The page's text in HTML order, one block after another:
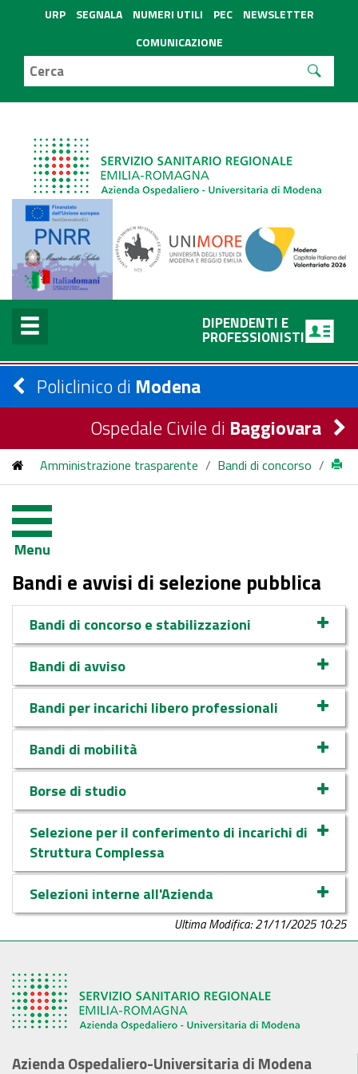
URP SEGNALA NUMERI UTILI PEC
NEWSLETTER
COMUNICAZIONE
DIPENDENTI E
PROFESSIONISTI
Policlinico di Modena
Ospedale Civile di Baggiovara
Amministrazione trasparente / Bandi di concorso /
Menu
Bandi e avvisi di selezione pubblica
Bandi di concorso e stabilizzazioni
Bandi di avviso
Bandi per incarichi libero professionali
Bandi di mobilità
Borse di studio
Selezione per il conferimento di incarichi di
Struttura Complessa
Selezioni interne all'Azienda
Ultima Modifica: 21/11/2025 10:25
Azienda Ospedaliero-Universitaria di Modena